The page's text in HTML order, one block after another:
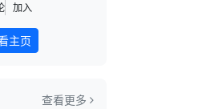
加入
主页
查看更多